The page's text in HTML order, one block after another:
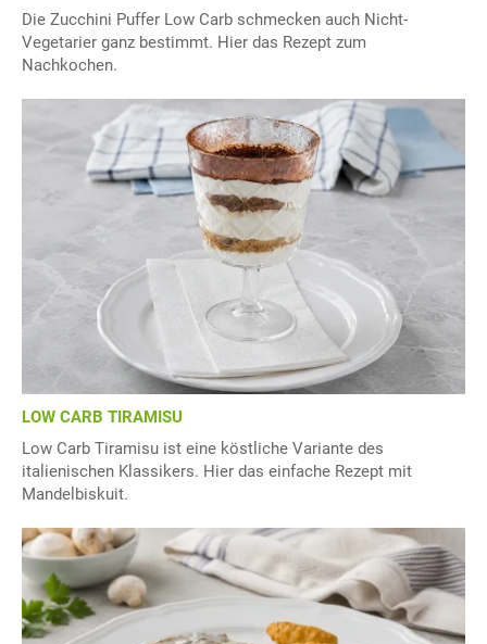
Die Zucchini Puffer Low Carb schmecken auch Nicht-
Vegetarier ganz bestimmt. Hier das Rezept zum
Nachkochen.
LOW CARB TIRAMISU
Low Carb Tiramisu ist eine köstliche Variante des
italienischen Klassikers. Hier das einfache Rezept mit
Mandelbiskuit.